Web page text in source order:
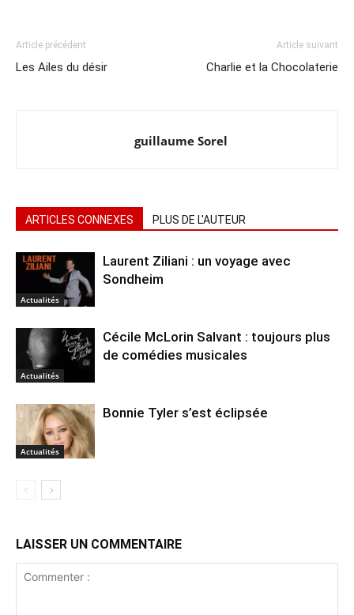
Article précédent
Les Ailes du désir
Article suivant
Charlie et la Chocolaterie
guillaume Sorel
ARTICLES CONNEXES PLUS DE L'AUTEUR
Actualités
Laurent Ziliani : un voyage avec
Sondheim
Actualités
Cécile McLorin Salvant : toujours plus
de comédies musicales
Actualités
Bonnie Tyler s’est éclipsée
LAISSER UN COMMENTAIRE